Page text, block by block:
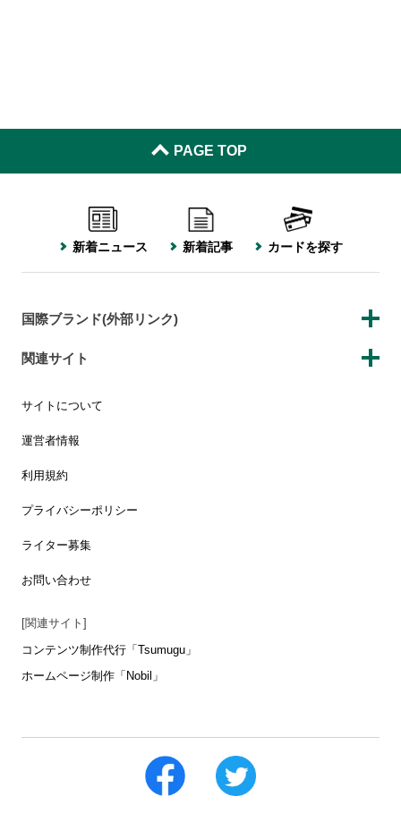
PAGE TOP
新着ニュース 新着記事 カードを探す
国際ブランド(外部リンク)
関連サイト
サイトについて
運営者情報
利用規約
プライバシーポリシー
ライター募集
お問い合わせ
[関連サイト]
コンテンツ制作代行「Tsumugu」
ホームページ制作「Nobil」